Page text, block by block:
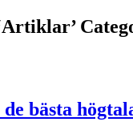
bästa